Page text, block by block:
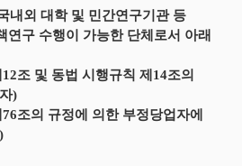
내외 대학 및 민간연구기관 등
연구 수행이 가능한 단체로서 아래
조 및 동법 시행규칙 제14조의
)
조의 규정에 의한 부정당업자에